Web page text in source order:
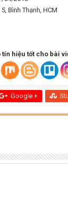
Bình Thạnh, HCM
hiệu tốt cho bài
Google +